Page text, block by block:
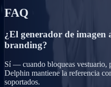
FAQ
¿El generador de imagen
branding?
Sí — cuando bloqueas vestuario,
Delphin mantiene la referencia
soportados.